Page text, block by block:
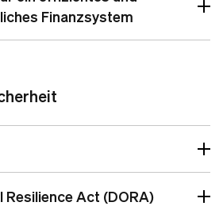
Finanzsystem
Act (DORA)